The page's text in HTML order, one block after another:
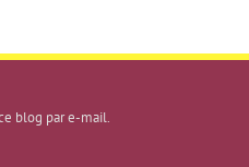
blog par e-mail.